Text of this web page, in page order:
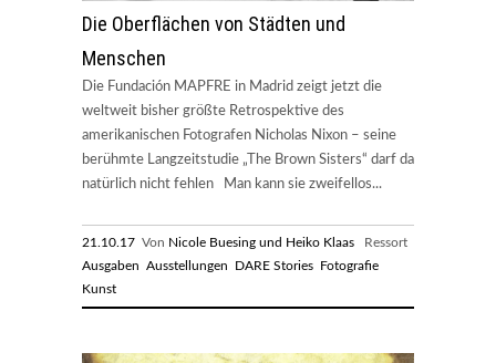
Die Oberflächen von Städten und
Menschen
Die Fundación MAPFRE in Madrid zeigt jetzt die
weltweit bisher größte Retrospektive des
amerikanischen Fotografen Nicholas Nixon – seine
berühmte Langzeitstudie „The Brown Sisters“ darf da
natürlich nicht fehlen Man kann sie zweifellos...
21.10.17 Von Nicole Buesing und Heiko Klaas Ressort
Ausgaben Ausstellungen DARE Stories Fotografie
Kunst